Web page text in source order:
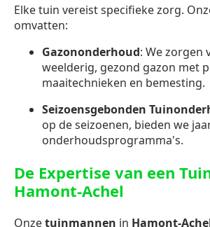
Elke tuin vereist specifieke zorg.
omvatten:
Gazononderhoud: We zorgen
weelderig, gezond gazon met
maaitechnieken en bemesting.
Seizoensgebonden
op de seizoenen, bieden we
onderhoudsprogramma's.
De Expertise van een
Hamont-Achel
Onzetuinmannen in Hamont-